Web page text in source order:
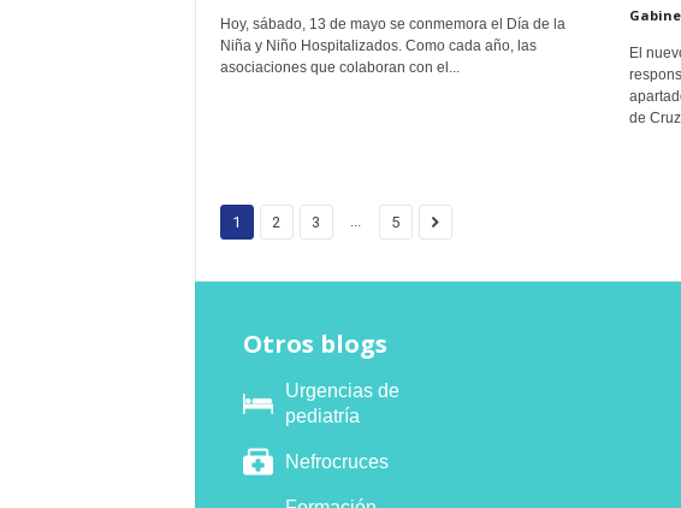
Hoy, sábado, 13 de mayo se conmemora el Día de la
Niña y Niño Hospitalizados. Como cada año, las
asociaciones que colaboran con el...
El
de
1 2 3 ... 5
Otros blogs
Urgencias de
pediatría
Nefrocruces